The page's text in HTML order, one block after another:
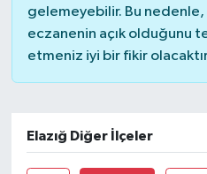
gelemeyebilir. Bu nedenle,
eczanenin açık olduğunu
etmeniz iyi bir fikir
Elazığ Diğer İlçeler